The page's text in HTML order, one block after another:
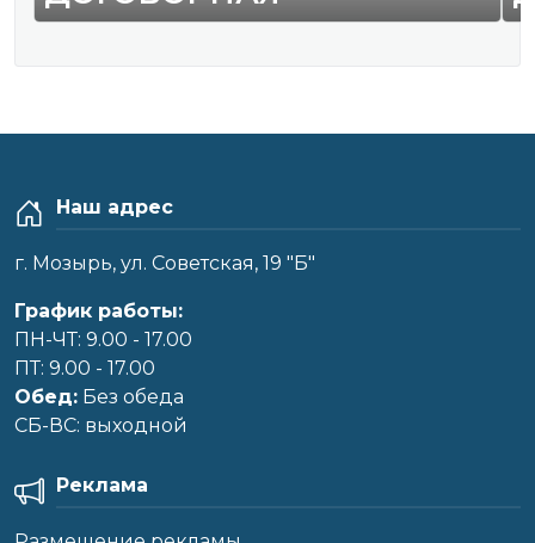
Наш адрес
г. Мозырь, ул. Советская, 19 "Б"
График работы:
ПН-ЧТ: 9.00 - 17.00
ПТ: 9.00 - 17.00
Обед: Без обеда
CБ-ВС: выходной
Реклама